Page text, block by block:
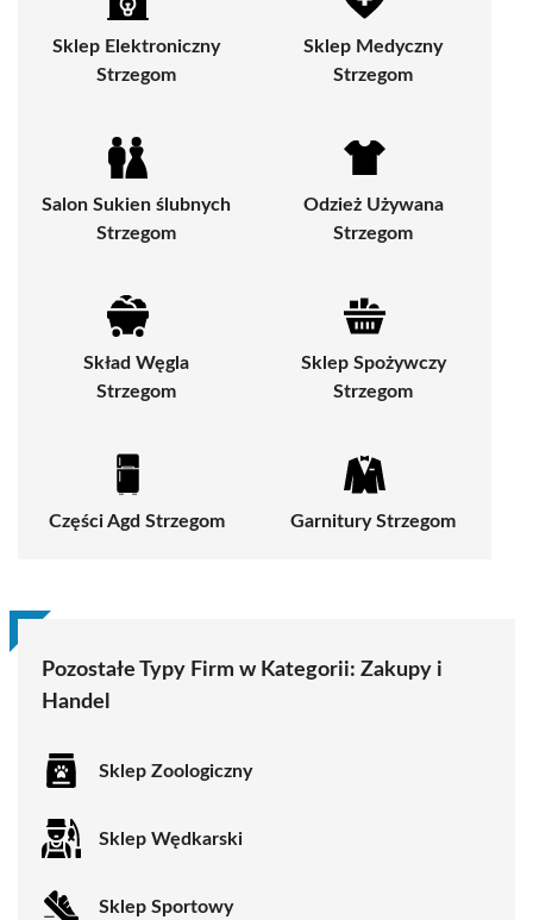
Sklep Elektroniczny
Strzegom
Sklep Medyczny
Strzegom
Salon Sukien ślubnych
Strzegom
Odzież Używana
Strzegom
Skład Węgla
Strzegom
Sklep Spożywczy
Strzegom
Części Agd Strzegom Garnitury Strzegom
Pozostałe Typy Firm w Kategorii: Zakupy i
Handel
Sklep Zoologiczny
Sklep Wędkarski
Sklep Sportowy